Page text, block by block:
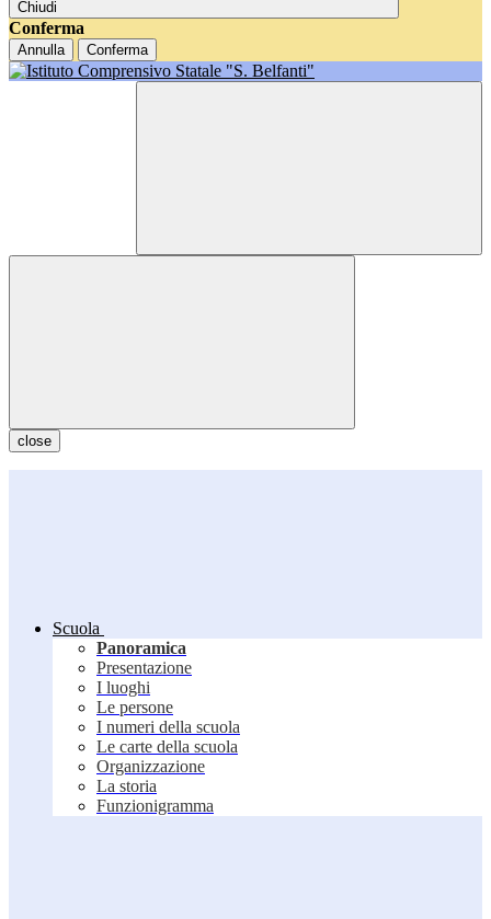
Chiudi
Conferma
Annulla Conferma
close
Scuola
Panoramica
Presentazione
I luoghi
Le persone
I numeri della scuola
Le carte della scuola
Organizzazione
La storia
Funzionigramma